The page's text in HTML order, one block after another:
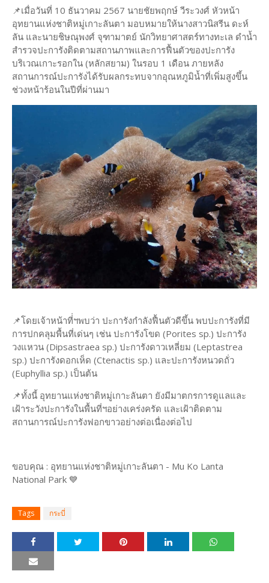
📌เมื่อวันที่ 10 ธันวาคม 2567 นายชัยพฤกษ์ วีระวงศ์​ หัวหน้า​
อุทยานแห่งชาติหมู่เกาะลันตา มอบหมายให้นางสาวนิสรีน ดะห์
ลัน และนายชิษณุพงศ์ จุฑามาตย์ นักวิทยาศาสตร์ทางทะเล ดำน้ำ
สำรวจปะการังติดตามสถานภาพและการฟื้นตัวของปะการัง
บริเวณเกาะรอกใน (หลักสยาม) ในรอบ 1 เดือน ภายหลัง
สถานการณ์ปะการังได้รับผลกระทบจากอุณหภูมิน้ำที่เพิ่มสูงขึ้น
ช่วงหน้าร้อนในปีที่ผ่านมา
📌โดย​เจ้าหน้า​ที​่่ฯ​พบว่า​ ปะการังกำลังฟื้นตัวดีขึ้น พบปะการังที่มี
การปกคลุมพื้นที่เด่นๆ เช่น ปะการังโขด (Porites sp.) ปะการัง
วงแหวน (Dipsastraea sp.) ปะการังดาวเหลี่ยม (Leptastrea
sp.) ปะการังดอกเห็ด (Ctenactis sp.) และปะการังหนวดถั่ว
(Euphyllia sp.) เป็นต้น
📌ทั้งนี้​ อุทยานแห่งชาติหมู่เกาะลันตา​ ยังมีมาตกรการดูแลและ
เฝ้าระวังปะการัง​ใน​พื้นที่​ฯ​อย่างเคร่งครัด และเฝ้าติดตาม
สถานการณ์ปะการังฟอกขาวอย่า​งต่อเนื่อง​ต่อไป​
ขอบคุณ : อุทยานแห่งชาติหมู่เกาะลันตา - Mu Ko Lanta
National Park 💙
Tags กระบี่